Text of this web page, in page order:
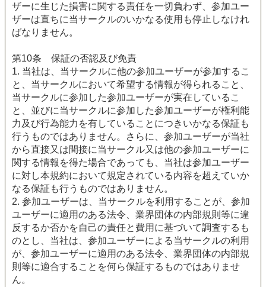
ザーに生じた損害に関する責任を一切負わず、参加ユー
ザーは直ちに当サークルのいかなる使用も停止しなけれ
ばなりません。
第10条 保証の否認及び免責
1. 当社は、当サークルに他の参加ユーザーが参加するこ
と、当サークルにおいて希望する情報が得られること、
当サークルに参加した参加ユーザーが実在しているこ
と、並びに当サークルに参加した参加ユーザーが権利能
力及び行為能力を有していることにつきいかなる保証も
行うものではありません。さらに、参加ユーザーが当社
から直接又は間接に当サークル又は他の参加ユーザーに
関する情報を得た場合であっても、当社は参加ユーザー
に対し本規約において規定されている内容を超えていか
なる保証も行うものではありません。
2. 参加ユーザーは、当サークルを利用することが、参加
ユーザーに適用のある法令、業界団体の内部規則等に違
反するか否かを自己の責任と費用に基づいて調査するも
のとし、当社は、参加ユーザーによる当サークルの利用
が、参加ユーザーに適用のある法令、業界団体の内部規
則等に適合することを何ら保証するものではありませ
ん。